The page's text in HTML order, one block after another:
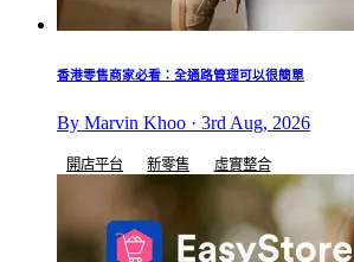
香港零售商家必看：全通路管理可以很簡單
By Marvin Khoo · 3rd Aug, 2026
開店平台 新零售 虛實整合